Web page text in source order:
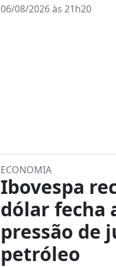
06/08/2026 às 21h20
ECONOMIA
Ibovespa
dólar fecha
pressão de
petróleo